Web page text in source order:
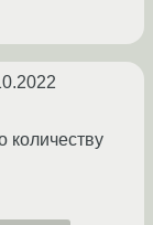
количеству